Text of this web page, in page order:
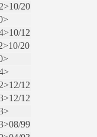
20
12
20
12
12
99